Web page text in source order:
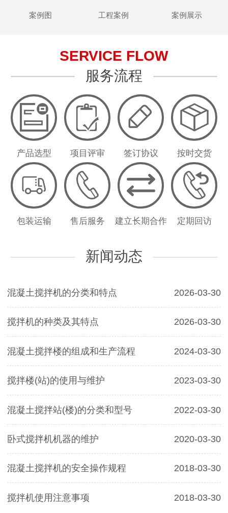
案例图 工程案例 案例展示
SERVICE FLOW
服务流程
产品选型 项目评审 签订协议 按时交货
包装运输 售后服务 建立长期合作 定期回访
新闻动态
混凝土搅拌机的分类和特点 2026-03-30
搅拌机的种类及其特点 2026-03-30
混凝土搅拌楼的组成和生产流程 2024-03-30
搅拌楼(站)的使用与维护 2023-03-30
混凝土搅拌站(楼)的分类和型号 2022-03-30
卧式搅拌机机器的维护 2020-03-30
混凝土搅拌机的安全操作规程 2018-03-30
搅拌机使用注意事项 2018-03-30